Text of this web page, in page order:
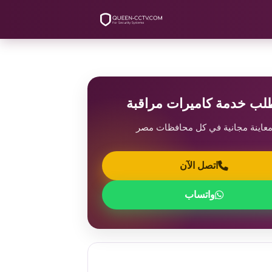
خدمة كاميرات مراقبة
معاينة مجانية في كل محافظات مصر
اتصل الآن
واتساب